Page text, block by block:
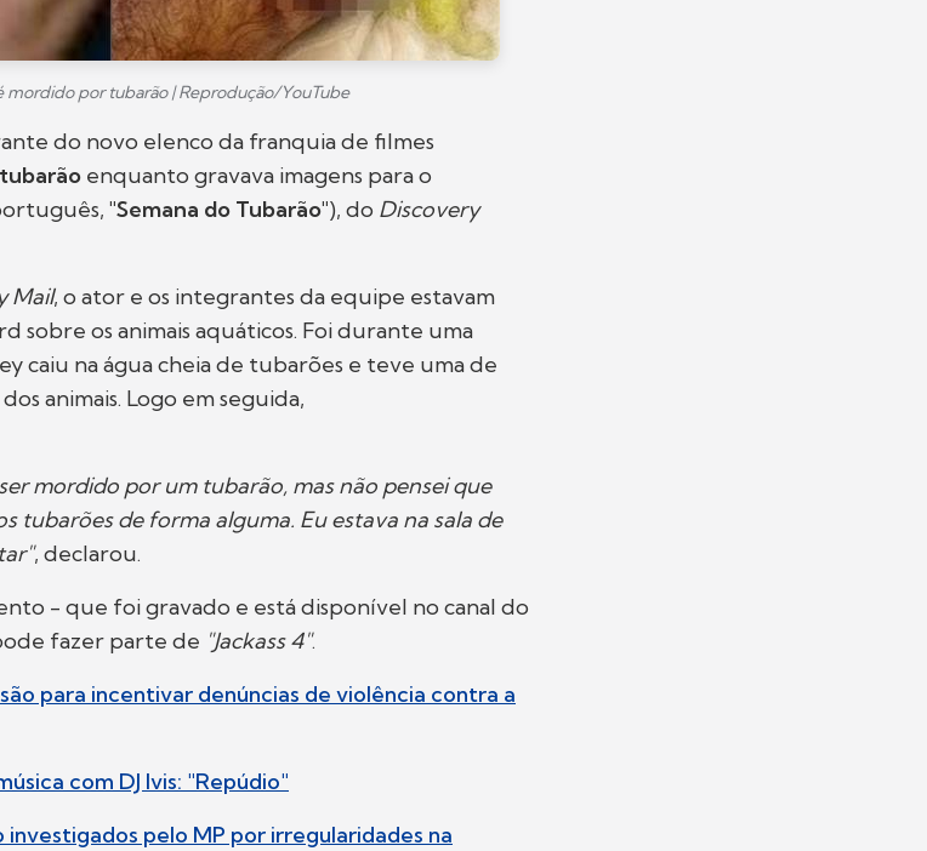
mordido por tubarão | Reprodução/YouTube
do novo elenco da franquia de filmes
tubarão enquanto gravava imagens para o
"Semana do Tubarão"), do Discovery
Mail, o ator e os integrantes da equipe estavam
sobre os animais aquáticos. Foi durante uma
caiu na água cheia de tubarões e teve uma de
animais. Logo em seguida,
mordido por um tubarão, mas não pensei que
tubarões de forma alguma. Eu estava na sala de
, declarou.
- que foi gravado e está disponível no canal do
fazer parte de "Jackass 4".
para incentivar denúncias de violência contra a
com DJ Ivis: "Repúdio"
investigados pelo MP por irregularidades na